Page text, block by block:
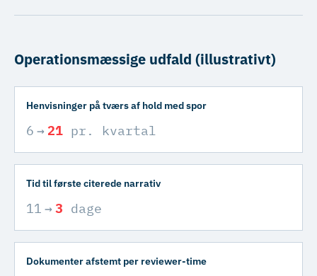
Operationsmæssige udfald (illustrativt)
Henvisninger på tværs af hold med spor
6 → 21 pr. kvartal
Tid til første citerede narrativ
11 → 3 dage
Dokumenter afstemt per reviewer-time